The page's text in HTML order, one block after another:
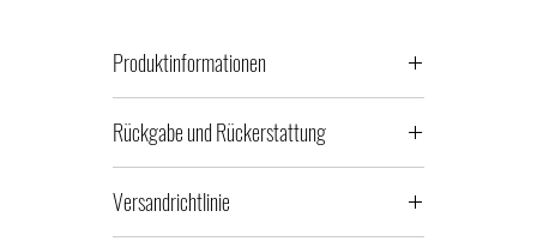
Produktinformationen
das technische Parameter - oder kontaktieren Sie
uns direkt wegen Auswahl der Fliesen.
Der Preisvorschlag gilt für 1m2. Die Fotos der
Fliesen sind nur ein Beispiel, sowie Fotos von
Rückgabe und Rückerstattung
in der Maserung geben, das ist kein
Reklamationsgrund.
Versandrichtlinie